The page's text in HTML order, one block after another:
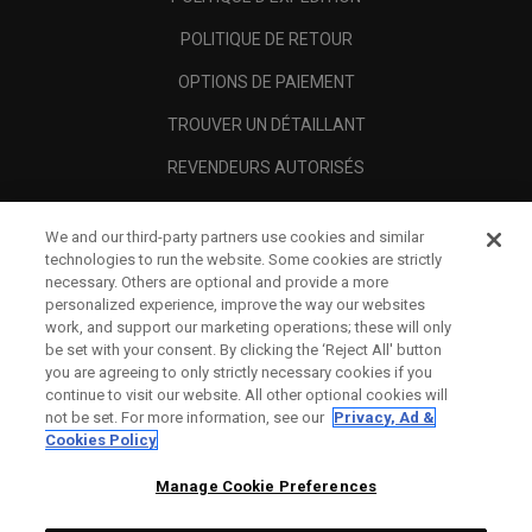
POLITIQUE DE RETOUR
OPTIONS DE PAIEMENT
TROUVER UN DÉTAILLANT
REVENDEURS AUTORISÉS
A PROPOS
MENTIONS LÉGALES
We and our third-party partners use cookies and similar
technologies to run the website. Some cookies are strictly
necessary. Others are optional and provide a more
personalized experience, improve the way our websites
work, and support our marketing operations; these will only
be set with your consent. By clicking the ‘Reject All' button
you are agreeing to only strictly necessary cookies if you
continue to visit our website. All other optional cookies will
not be set. For more information, see our Privacy, Ad &
Cookies Policy
Manage Cookie Preferences